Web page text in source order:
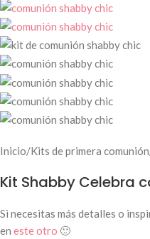
Inicio/Kits de primera comunión
Kit Shabby Celebra
Si necesitas más detalles o
en este otro 🙂